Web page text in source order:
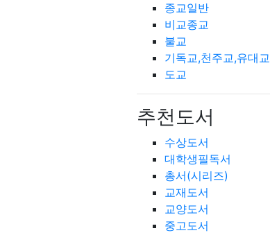
종교일반
비교종교
불교
기독교,천주교,유대교
도교
추천도서
수상도서
대학생필독서
총서(시리즈)
교재도서
교양도서
중고도서